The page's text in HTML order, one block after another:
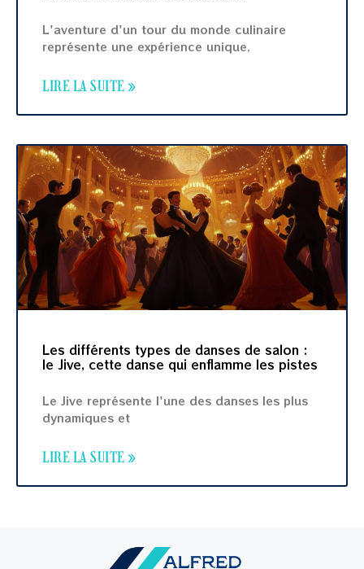
L'aventure d'un tour du monde culinaire
représente une expérience unique,
LIRE LA SUITE »
Les différents types de danses de salon :
le Jive, cette danse qui enflamme les pistes
Le Jive représente l'une des danses les plus
dynamiques et
LIRE LA SUITE »